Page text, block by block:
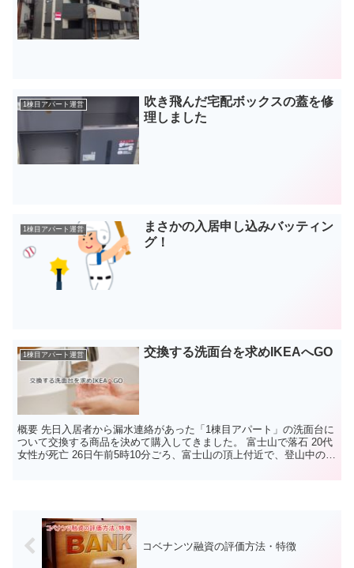
1棟目アパート運営
吹き飛んだ宅配ボックスの蓋を修
理しました
1棟目アパート運営
まさかの入居申し込みバッティン
グ！
1棟目アパート運営 交換する洗面台を求めIKEAへGO
概要 先日入居者から漏水連絡があった「1棟目アパート」の洗面台に
ついて交換する商品を決めて購入してきました。 富士山で落石 20代
女性が死亡 26日午前5時10分ごろ、富士山の頂上付近で、登山中の女
コベナンツ融資の評価方法・特徴